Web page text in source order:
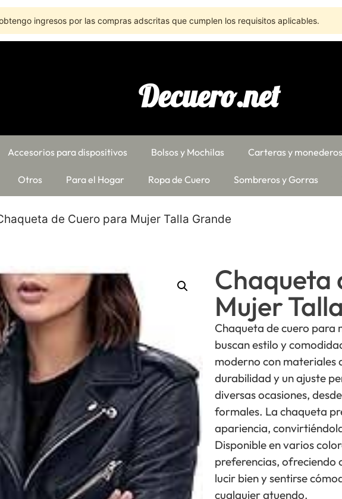
ingresos por las compras adscritas que cumplen los requisitos aplicables.
Decuero.net
Accesorios para dispositivos Bolsos y Mochilas Carteras y monederos
Otros Para el Hogar Ropa de Cuero Sombreros y Gorras
de Cuero para Mujer Talla Grande
Chaqueta
Mujer
Chaqueta de cuero para
buscan estilo y
moderno con materiales
durabilidad y un ajuste
diversas ocasiones,
formales. La chaqueta
apariencia,
Disponible en varios
preferencias, ofreciendo
lucir bien y sentirse
cualquier atuendo.